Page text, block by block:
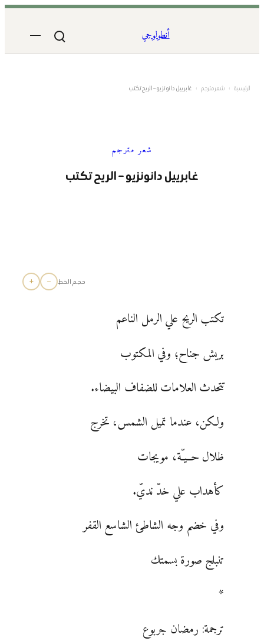
المحتوى
أنطولوجي
الرئيسية › شعر مترجم › غابرييل دانونزيو – الريح تكتب
شعر مترجم
غابرييل دانونزيو – الريح تكتب
حجم الخط −
+
تكتب الريح علي الرمل الناعم
بريش جناح؛ وفي المكتوب
تتحدث العلامات للضفاف البيضاء.
ولكن، عندما تميل الشمس، تخرج
ظلال حــيـّة، مويجات
كأهداب علي خدّ نديّ.
وفي خضم وجه الشاطئ الشاسع القفر
تنبلج صورة بسمتك
*
ترجمة: رمضان جربوع